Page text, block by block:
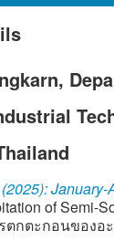
January-
of Semi-
ตกตะกอนของอ